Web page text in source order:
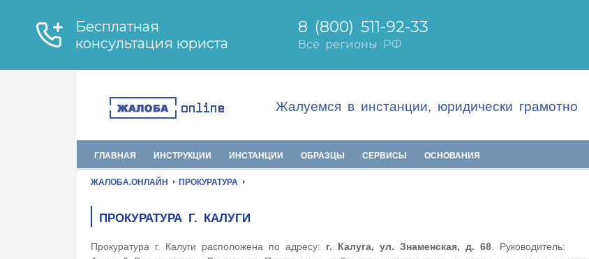
Жалуемся в инстанции, юридически грамотно
ГЛАВНАЯ ИНСТРУКЦИИ ИНСТАНЦИИ ОБРАЗЦЫ СЕРВИСЫ ОСНОВАНИЯ
ЖАЛОБА.ОНЛАЙН ПРОКУРАТУРА
ПРОКУРАТУРА Г. КАЛУГИ
Прокуратура г. Калуги расположена по адресу: г. Калуга, ул. Знаменская, д. 68 . Руководитель: